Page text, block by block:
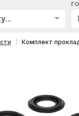
Комплект